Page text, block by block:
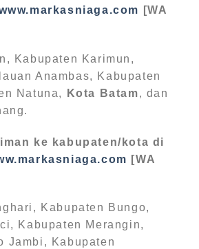
[WA
Kabupaten Karimun,
Anambas, Kabupaten
Natuna,
Kota Batam, dan
ke kabupaten/kota di
[WA
Kabupaten Bungo,
Kabupaten Merangin,
Jambi, Kabupaten